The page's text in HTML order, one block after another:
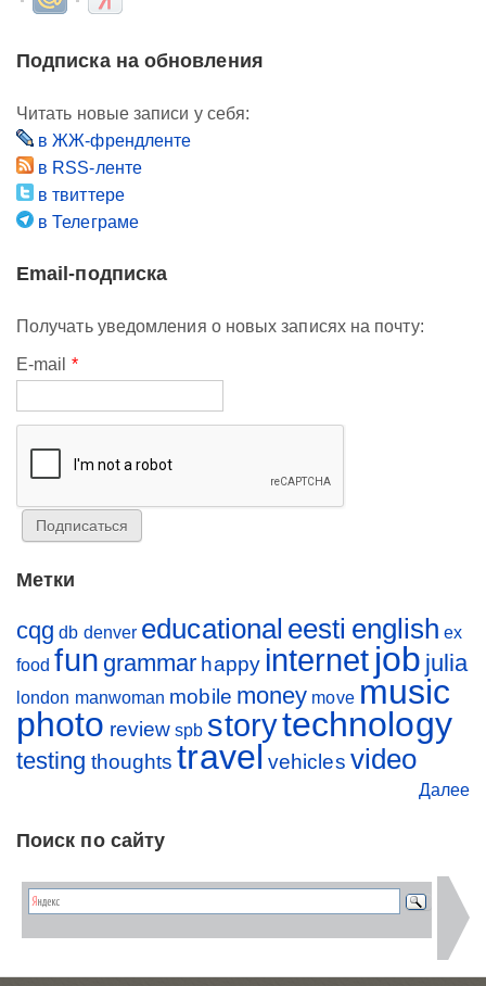
Подписка на обновления
Читать новые записи у себя:
в ЖЖ-френдленте
в RSS-ленте
в твиттере
в Телеграме
Email-подписка
Получать уведомления о новых записях на почту:
E-mail *
Метки
cqg db denver educational eesti english ex
food fun grammar happy internet job julia
london manwoman mobile money move music
photo review spb storytechnology
testing thoughts travel vehicles video
Далее
Поиск по сайту